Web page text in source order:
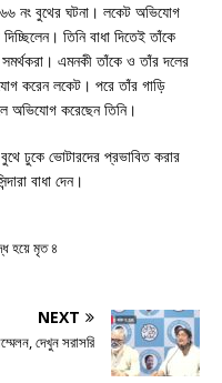
৬৬ নং বুথের ঘটনা। লকেট অভিযোগ
তিনি বাধা দিতেই তাঁকে
সমর্থকরা। এমনকী তাঁকে ও তাঁর দলের
করেন লকেট। পরে তাঁর গাড়ি
অভিযোগ করেছেন তিনি।
ঢুকে ভোটারদের প্রভাবিত করার
বাধা দেন।
হয়ে মৃত ৪
NEXT
দেখুন সরাসরি